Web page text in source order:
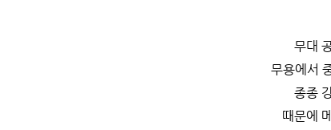
무대
무용에서
종종
때문에